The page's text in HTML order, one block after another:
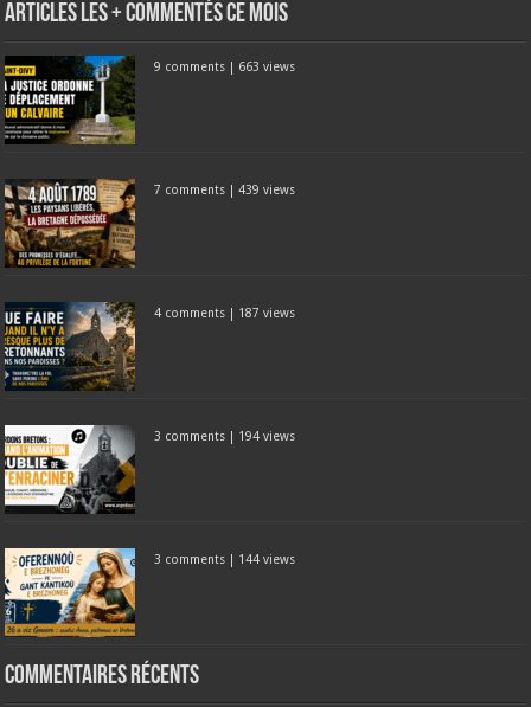
Articles les + commentés ce mois
9 comments 663 views
7 comments |439 views
4 comments 187 views
3 comments 194 views
3 comments 144 views
Commentaires récents